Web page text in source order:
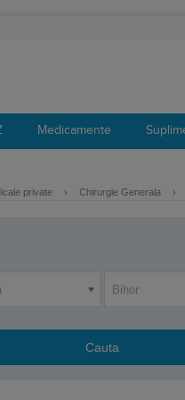
Medicamente
private › Chirurgie Generala ›
Bihor